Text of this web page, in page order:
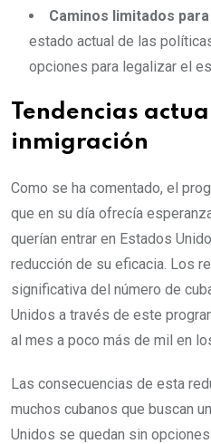
Caminos limitados
estado actual de las
opciones para legalizar el
Tendencias
inmigración
Como se ha comentado, el
que en su día ofrecía
querían entrar en Estados
reducción de su eficacia. Los
significativa del número de
Unidos a través de este
al mes a poco más de mil en
Las consecuencias de esta
muchos cubanos que buscan
Unidos se quedan sin